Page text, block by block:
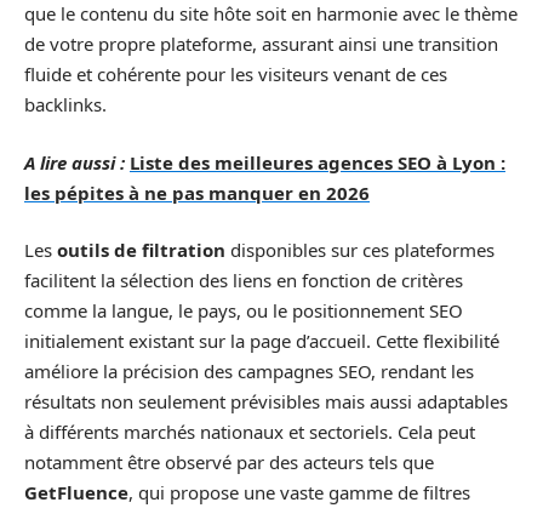
que le contenu du site hôte soit en harmonie avec le thème
de votre propre plateforme, assurant ainsi une transition
fluide et cohérente pour les visiteurs venant de ces
backlinks.
A lire aussi : Liste des meilleures agences SEO à Lyon :
les pépites à ne pas manquer en 2026
Les outils de filtration disponibles sur ces plateformes
facilitent la sélection des liens en fonction de critères
comme la langue, le pays, ou le positionnement SEO
initialement existant sur la page d’accueil. Cette flexibilité
améliore la précision des campagnes SEO, rendant les
résultats non seulement prévisibles mais aussi adaptables
à différents marchés nationaux et sectoriels. Cela peut
notamment être observé par des acteurs tels que
GetFluence, qui propose une vaste gamme de filtres